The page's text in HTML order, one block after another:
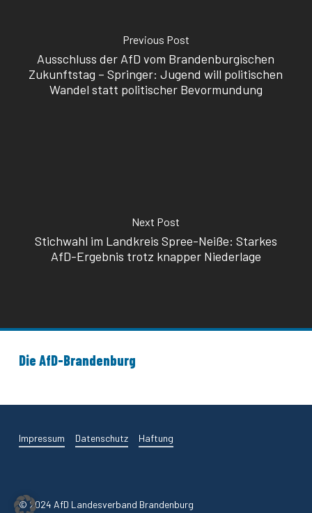
Previous Post
Ausschluss der AfD vom Brandenburgischen
Zukunftstag – Springer: Jugend will politischen
Wandel statt politischer Bevormundung
Next Post
Stichwahl im Landkreis Spree-Neiße: Starkes
AfD-Ergebnis trotz knapper Niederlage
Die AfD-Brandenburg
© 2024 AfD Landesverband Brandenburg
Impressum Datenschutz Haftung